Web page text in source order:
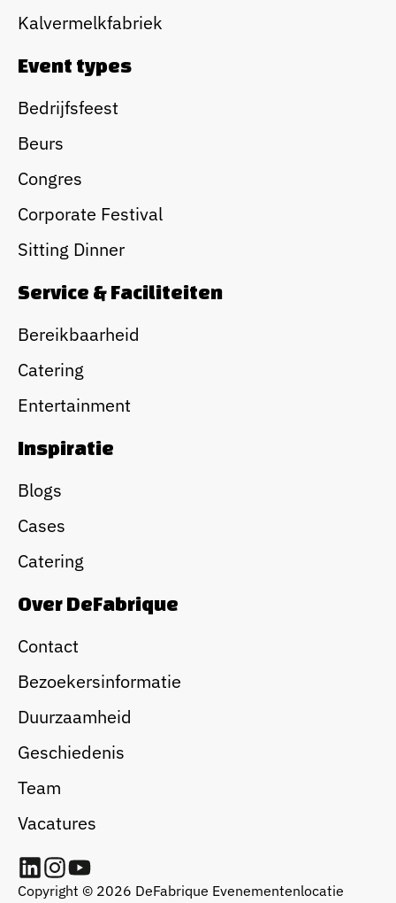
Kalvermelkfabriek
Event types
Bedrijfsfeest
Beurs
Congres
Corporate Festival
Sitting Dinner
Service & Faciliteiten
Bereikbaarheid
Catering
Entertainment
Inspiratie
Blogs
Cases
Catering
Over DeFabrique
Contact
Bezoekersinformatie
Duurzaamheid
Geschiedenis
Team
Vacatures
Copyright © 2026 DeFabrique Evenementenlocatie